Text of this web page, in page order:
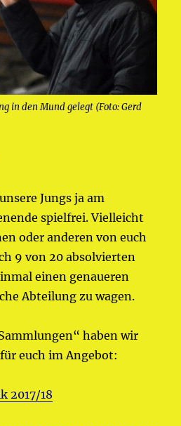
in den Mund gelegt (Foto: Gerd
Jungs ja am
spielfrei. Vielleicht
oder anderen von euch
9 von 20 absolvierten
einen genaueren
Abteilung zu wagen.
haben wir
euch im Angebot:
2017/18